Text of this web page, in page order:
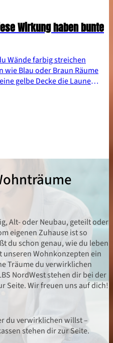
Wirkung haben bunte
Wände farbig streichen
wie Blau oder Braun Räume
gelbe Decke die Laune
Alt- oder Neubau, geteilt oder
eigenen Zuhause ist so
du schon genau, wie du leben
Wohnkonzepten ein
Träume du verwirklichen
NordWest stehen dir bei der
Seite. Wir freuen uns auf dich!
du verwirklichen willst –
stehen dir zur Seite.